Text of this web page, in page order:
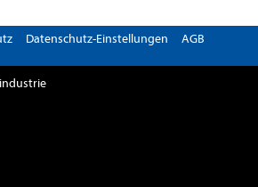
Datenschutz-Einstellungen AGB